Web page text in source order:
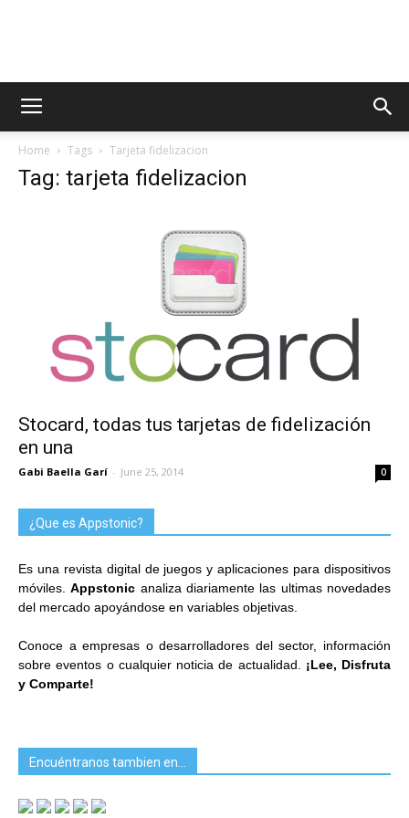
AppsTonic
Home Tags Tarjeta fidelizacion
Tag: tarjeta fidelizacion
Stocard, todas tus tarjetas de fidelización
en una
Gabi Baella Garí - June 25, 2014 0
¿Que es Appstonic?
Es una revista digital de juegos y aplicaciones para dispositivos
móviles.Appstonic analiza diariamente las ultimas novedades
del mercado apoyándose en variables objetivas.
Conoce a empresas o desarrolladores del sector, información
sobre eventos o cualquier noticia de actualidad. ¡Lee, Disfruta
y Comparte!
Encuéntranos tambien en…